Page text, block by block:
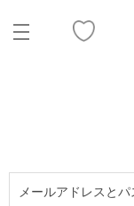
メールアドレスと